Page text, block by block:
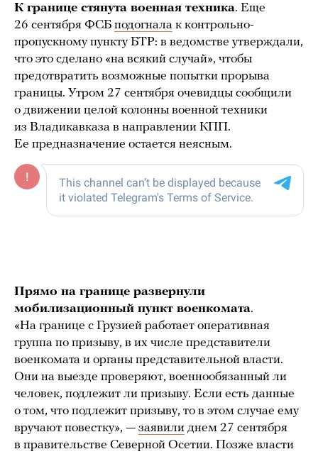
К границе стянута военная техника. Еще
26 сентября ФСБ подогнала к контрольно-
пропускному пункту БТР: в ведомстве утверждали,
что это сделано «на всякий случай», чтобы
предотвратить возможные попытки прорыва
границы. Утром 27 сентября очевидцы сообщили
о движении целой колонны военной техники
из Владикавказа в направлении КПП.
Ее предназначение остается неясным.
Прямо на границе развернули
мобилизационный пункт военкомата.
«На границе с Грузией работает оперативная
группа по призыву, в их числе представители
военкомата и органы представительной власти.
Они на выезде проверяют, военнообязанный ли
человек, подлежит ли призыву. Если есть данные
о том, что подлежит призыву, то в этом случае ему
вручают повестку», — заявили днем 27 сентября
в правительстве Северной Осетии. Позже власти